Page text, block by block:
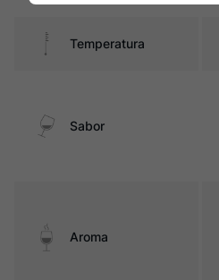
Temperatura
Sabor
Aroma